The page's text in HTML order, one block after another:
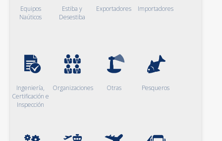
Equipos
Naúticos
Estiba y
Desestiba
Exportadores Importadores
Ingeniería,
Certificación e
Inspección
Organizaciones Otras Pesqueros